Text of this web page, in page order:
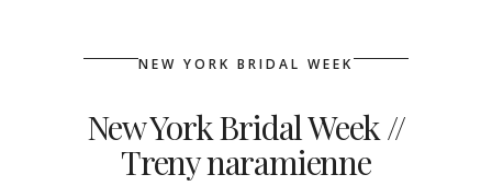
KONKURSY
NEW YORK BRIDAL WEEK
New York Bridal Week //
Treny naramienne